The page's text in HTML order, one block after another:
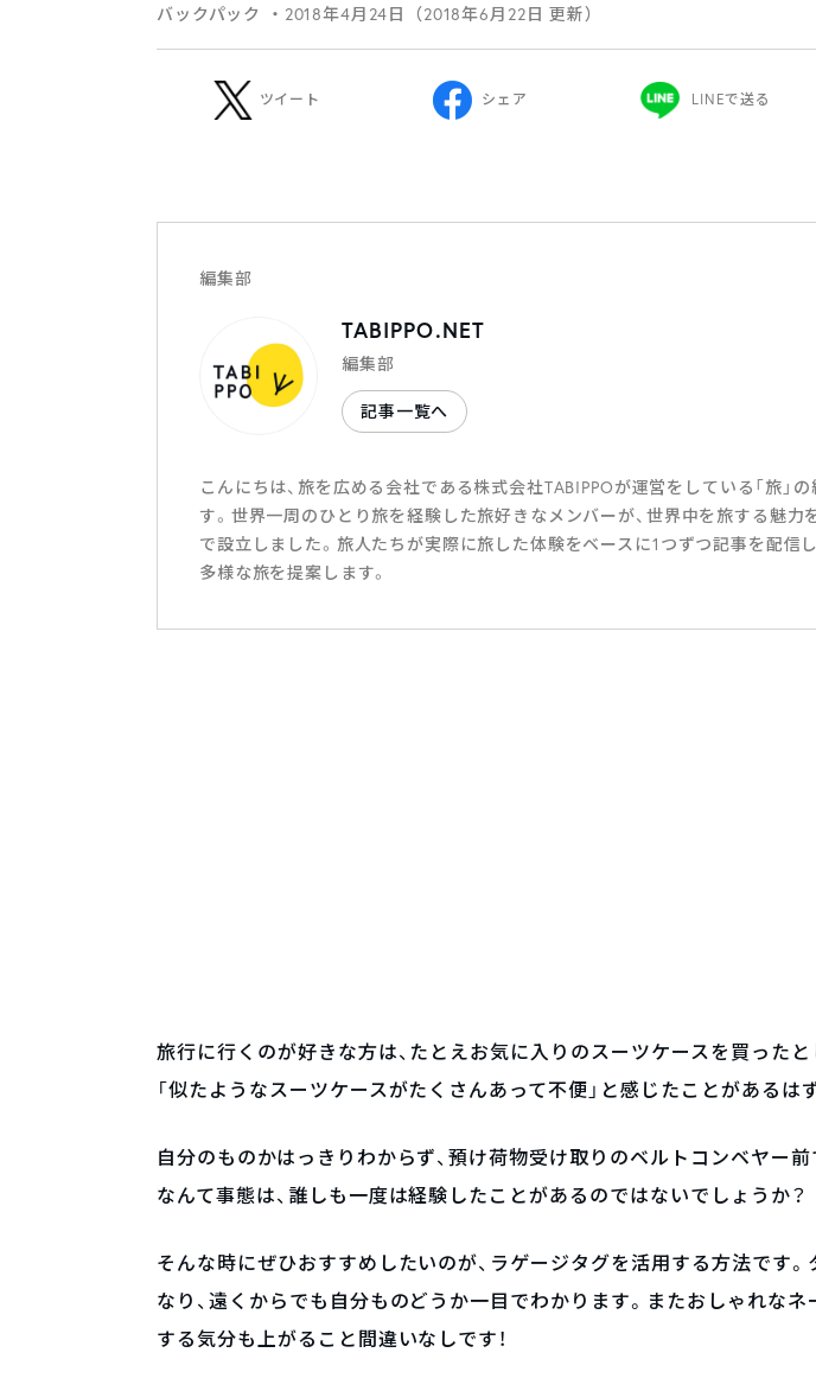
バックパック ・2018年4月24日（2018年6月22日 更新）
ツイート シェア LINEで送る
編集部
TABIPPO.NET
編集部
記事一覧へ
こんにちは、旅を広める会社である株式会社TABIPPOが運営をしている「旅」
す。世界一周のひとり旅を経験した旅好きなメンバーが、世界中を旅する魅力
で設立しました。旅人たちが実際に旅した体験をベースに1つずつ記事を配信
多様な旅を提案します。
旅行に行くのが好きな方は、たとえお気に入りのスーツケースを買ったと
「似たようなスーツケースがたくさんあって不便」と感じたことがあるは
自分のものかはっきりわからず、預け荷物受け取りのベルトコンベヤー前
なんて事態は、誰しも一度は経験したことがあるのではないでしょうか？
そんな時にぜひおすすめしたいのが、ラゲージタグを活用する方法です
なり、遠くからでも自分ものどうか一目でわかります。またおしゃれなネ
する気分も上がること間違いなしです！